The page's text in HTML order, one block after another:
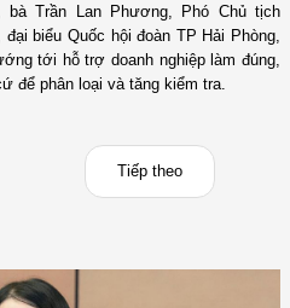
bà Trần Lan Phương, Phó Chủ tịch
biểu Quốc hội đoàn TP Hải Phòng,
tới hỗ trợ doanh nghiệp làm đúng,
để phân loại và tăng kiểm tra.
Tiếp theo